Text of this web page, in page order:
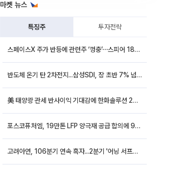
마켓 뉴스
특징주 투자전략
스페이스X 주가 반등에 관련주 ‘껑충’⋯스피어 18%ㆍ에이치브이엠 12%↑
반도체 온기 탄 2차전지...삼성SDI, 장 초반 7% 넘게 껑충
美 태양광 관세 반사이익 기대감에 한화솔루션 20%대·OCI홀딩스 14%대 급등
포스코퓨처엠, 19만톤 LFP 양극재 공급 합의에 9%대 강세
고려아연, 106분기 연속 흑자...2분기 '어닝 서프라이즈'에 장 초반 12%대 강세